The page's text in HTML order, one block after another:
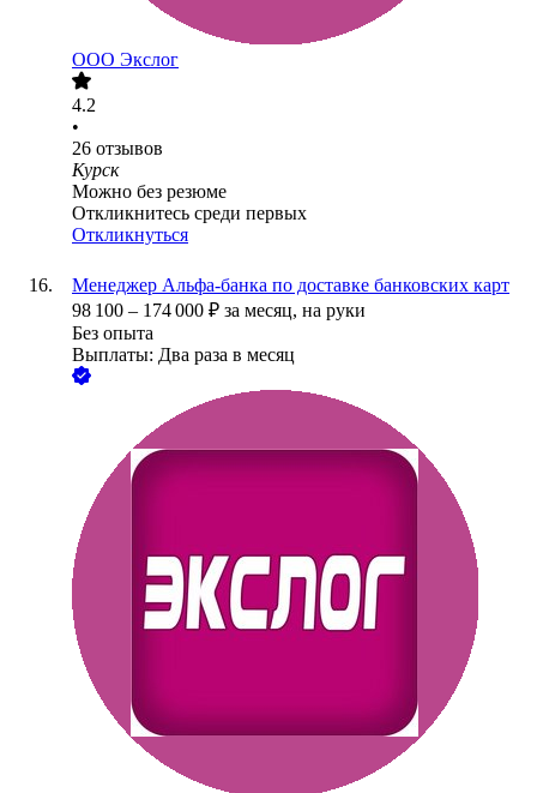
ООО Экслог
4.2
•
26 отзывов
Курск
Можно без резюме
Откликнитесь среди первых
Откликнуться
Менеджер Альфа-банка по доставке банковских карт
98 100 – 174 000 ₽ за месяц, на руки
Без опыта
Выплаты: Два раза в месяц